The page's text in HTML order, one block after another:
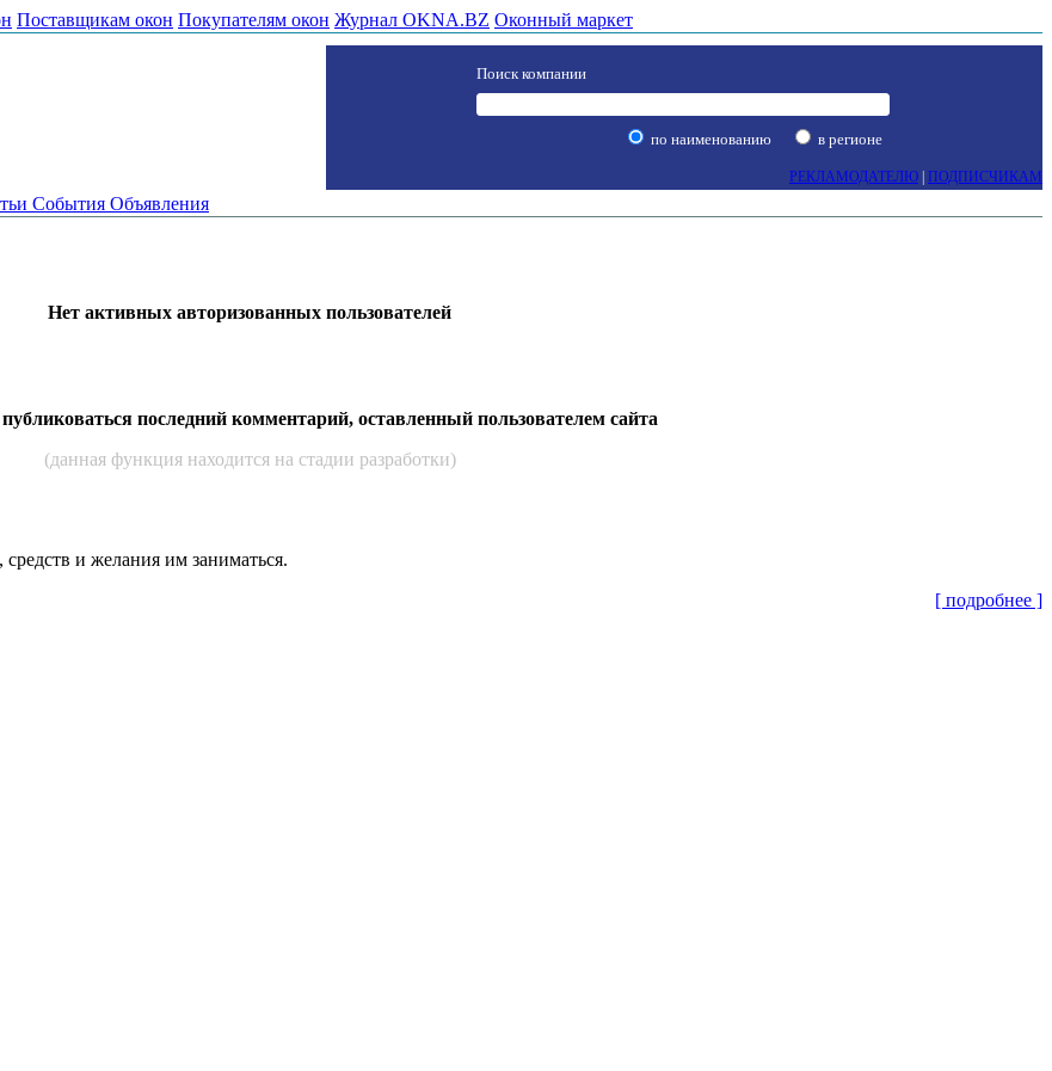
Поставщикам окон Покупателям окон Журнал OKNA.BZ Оконный маркет
Поиск компании
по наименованию в регионе
РЕКЛАМОДАТЕЛЮ ПОДПИСЧИКАМ
События Объявления
Нет активных авторизованных пользователей
публиковаться последний комментарий, оставленный пользователем сайта
(данная функция находится на стадии разработки)
и же­лания им за­нимать­ся.
[ подробнее ]